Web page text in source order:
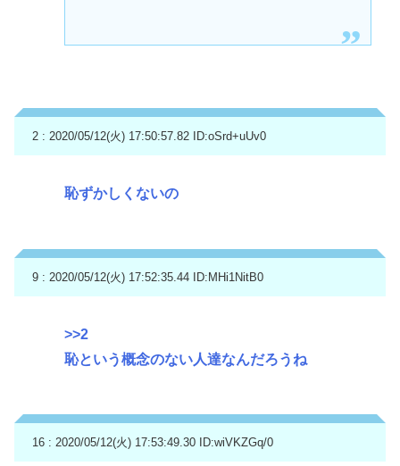
2 : 2020/05/12(火) 17:50:57.82 ID:oSrd+uUv0
恥ずかしくないの
9 : 2020/05/12(火) 17:52:35.44 ID:MHi1NitB0
>>2
恥という概念のない人達なんだろうね
16 : 2020/05/12(火) 17:53:49.30 ID:wiVKZGq/0